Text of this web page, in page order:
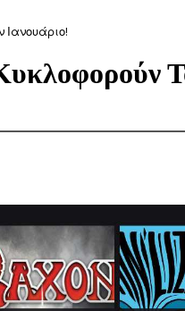
Ιανουάριο!